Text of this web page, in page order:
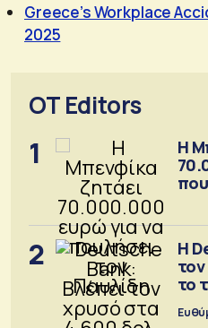
Greece’s Workplace
2025
OT Editors
1
Η
2
Η
το